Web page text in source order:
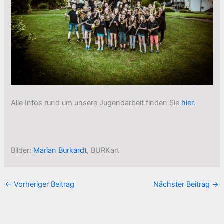
Alle Infos rund um unsere Jugendarbeit finden Sie hier.
Bilder: Marian Burkardt, BURKart
← Vorheriger Beitrag Nächster Beitrag →